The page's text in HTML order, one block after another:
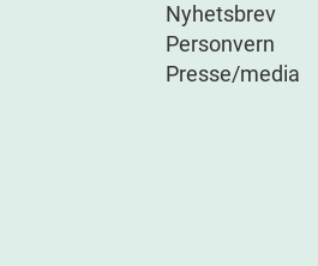
Nyhetsbrev
Personvern
Presse/media